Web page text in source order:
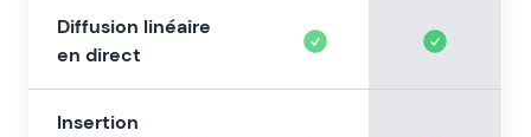
Diffusion linéaire
en direct
Insertion